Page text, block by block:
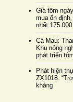
Giá tôm
mua ổn
nhất
Cà Mau:
Khu nông
phát triển
Phát hiện
ZX1018:
kháng